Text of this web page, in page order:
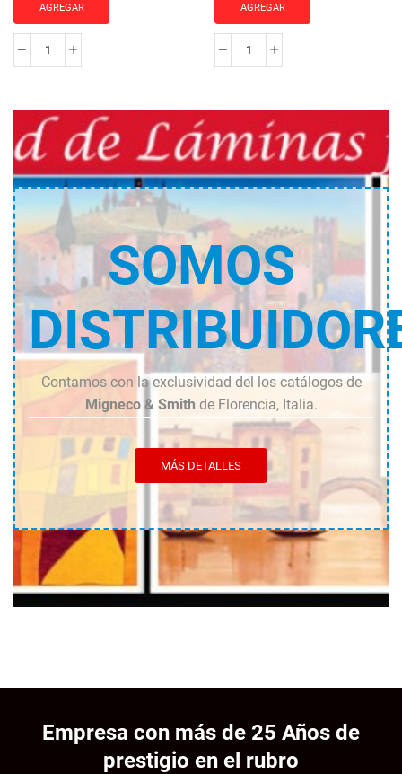
AGREGAR
MOLDURA
cantidad
AGREGAR
MOLDURA
cantidad
SOMOS
Contamos con la exclusividad del los catálogos de
Migneco & Smith de Florencia, Italia.
MÁS DETALLES
Empresa con más de 25 Años de
prestigio en el rubro